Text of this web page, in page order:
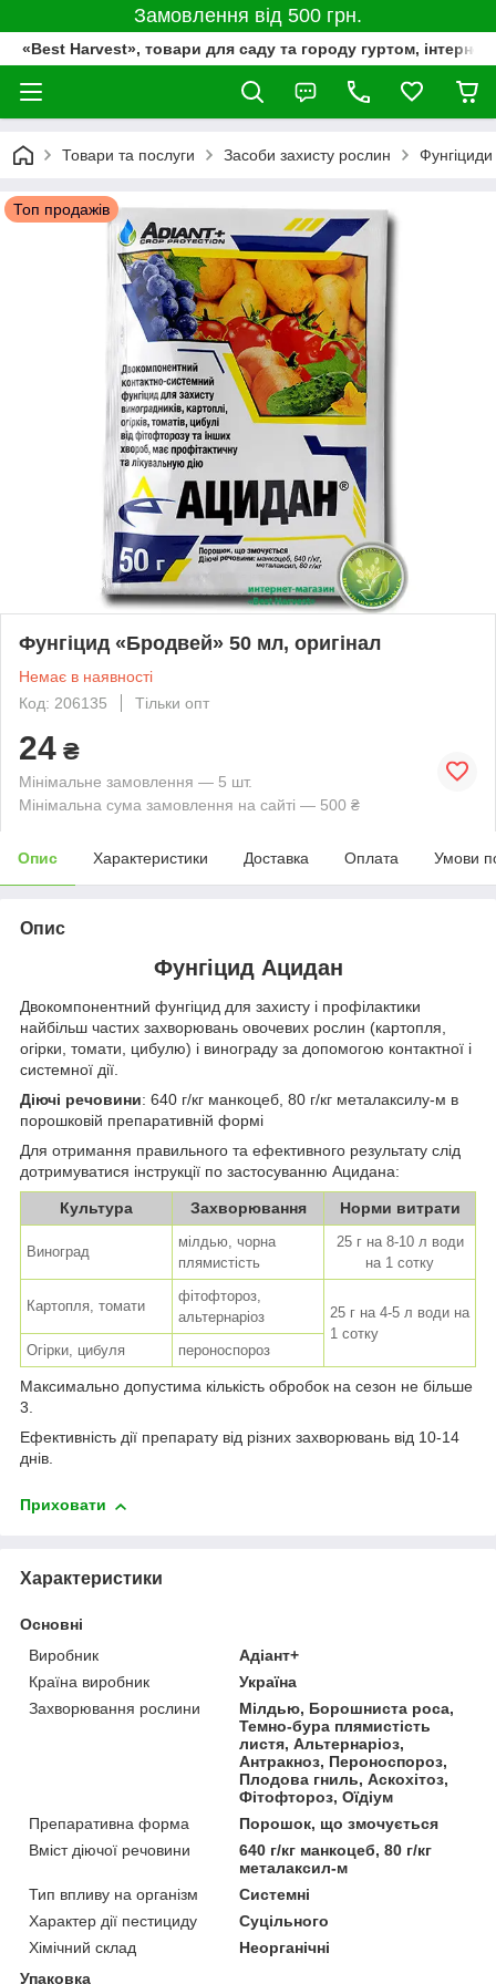
Замовлення від 500 грн.
«Best Harvest», товари для саду та городу гуртом,
Товари та послуги Засоби захисту рослин Фунгіциди
Топ продажів
Фунгіцид «Бродвей» 50 мл, оригінал
Немає в наявності
Код: 206135
Тільки опт
24 ₴
Мінімальне замовлення — 5 шт.
Мінімальна сума замовлення на сайті — 500 ₴
Опис Характеристики Доставка Оплата Умови
Опис
Фунгіцид Ацидан
Двокомпонентний фунгіцид для захисту і профілактики
найбільш частих захворювань овочевих рослин (картопля,
огірки, томати, цибулю) і винограду за допомогою контактної і
системної дії.
Діючі речовини: 640 г/кг манкоцеб, 80 г/кг металаксилу-м в
порошковій препаративній формі
Для отримання правильного та ефективного результату слід
дотримуватися інструкції по застосуванню Ацидана:
Культура Захворювання Норми витрати
Виноград
мілдью, чорна
плямистість
25 г на 8-10 л води
на 1 сотку
Картопля, томати
фітофтороз,
альтернаріоз
25 г на 4-5 л води на
1 сотку
Огірки, цибуля
пероноспороз
Максимально допустима кількість обробок на сезон не більше
3.
Ефективність дії препарату від різних захворювань від 10-14
днів.
Приховати
Характеристики
Основні
Виробник
Адіант+
Країна виробник
Україна
Захворювання рослини
Мілдью, Борошниста роса,
Темно-бура плямистість
листя, Альтернаріоз,
Антракноз, Пероноспороз,
Плодова гниль, Аскохітоз,
Фітофтороз, Оїдіум
Препаративна форма
Порошок, що змочується
Вміст діючої речовини
640 г/кг манкоцеб, 80 г/кг
металаксил-м
Тип впливу на організм
Системні
Характер дії пестициду
Суцільного
Хімічний склад
Неорганічні
Упаковка